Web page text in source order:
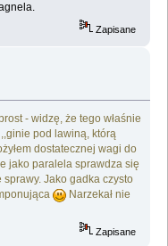
Zapisane
- widzę, że tego właśnie
pod lawiną, którą
dostatecznej wagi do
jako paralela sprawdza się
Jako gadka czysto
Narzekał nie
Zapisane